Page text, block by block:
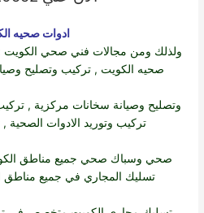
ادوات صحيه
ولذلك ومن مجالات فني صحي الكويت
صحيه الكويت , تركيب وتصليح
وتصليح وصيانة سخانات مركزية , تركيب
تركيب وتوريد الادوات
صحي وسباك صحي جميع مناطق
تسليك المجاري في جميع مناطق